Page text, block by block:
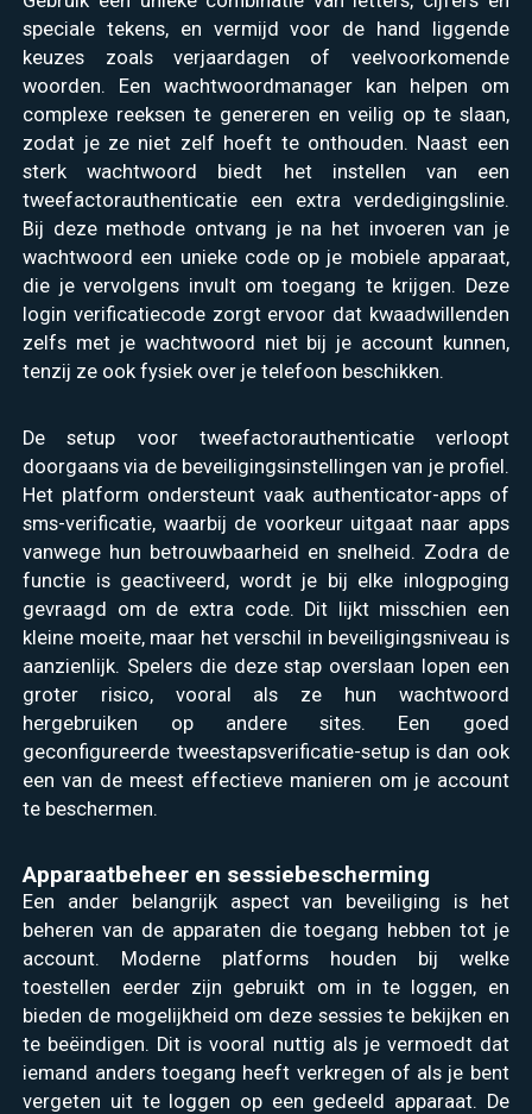
speciale tekens, en vermijd voor de hand liggende
keuzes zoals verjaardagen of veelvoorkomende
woorden. Een wachtwoordmanager kan helpen om
complexe reeksen te genereren en veilig op te slaan,
zodat je ze niet zelf hoeft te onthouden. Naast een
sterk wachtwoord biedt het instellen van een
tweefactorauthenticatie een extra verdedigingslinie.
Bij deze methode ontvang je na het invoeren van je
wachtwoord een unieke code op je mobiele apparaat,
die je vervolgens invult om toegang te krijgen. Deze
login verificatiecode zorgt ervoor dat kwaadwillenden
zelfs met je wachtwoord niet bij je account kunnen,
tenzij ze ook fysiek over je telefoon beschikken.
De setup voor tweefactorauthenticatie verloopt
doorgaans via de beveiligingsinstellingen van je profiel.
Het platform ondersteunt vaak authenticator-apps of
sms-verificatie, waarbij de voorkeur uitgaat naar apps
vanwege hun betrouwbaarheid en snelheid. Zodra de
functie is geactiveerd, wordt je bij elke inlogpoging
gevraagd om de extra code. Dit lijkt misschien een
kleine moeite, maar het verschil in beveiligingsniveau is
aanzienlijk. Spelers die deze stap overslaan lopen een
groter risico, vooral als ze hun wachtwoord
hergebruiken op andere sites. Een goed
geconfigureerde tweestapsverificatie-setup is dan ook
een van de meest effectieve manieren om je account
te beschermen.
Apparaatbeheer en sessiebescherming
Een ander belangrijk aspect van beveiliging is het
beheren van de apparaten die toegang hebben tot je
account. Moderne platforms houden bij welke
toestellen eerder zijn gebruikt om in te loggen, en
bieden de mogelijkheid om deze sessies te bekijken en
te beëindigen. Dit is vooral nuttig als je vermoedt dat
iemand anders toegang heeft verkregen of als je bent
vergeten uit te loggen op een gedeeld apparaat. De